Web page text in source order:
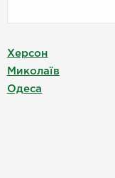
Херсон
Миколаїв
Одеса